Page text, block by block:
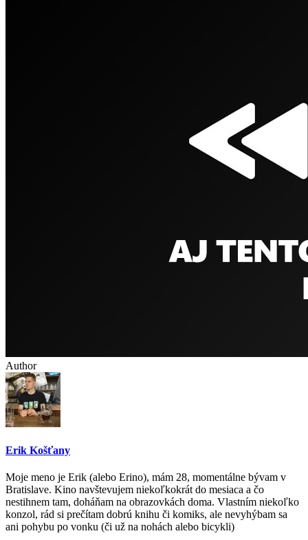
Author
Erik Košťany
Moje meno je Erik (alebo Erino), mám 28, momentálne bývam v
Bratislave. Kino navštevujem niekoľkokrát do mesiaca a čo
nestihnem tam, doháňam na obrazovkách doma. Vlastním niekoľko
konzol, rád si prečítam dobrú knihu či komiks, ale nevyhýbam sa
ani pohybu po vonku (či už na nohách alebo bicykli)